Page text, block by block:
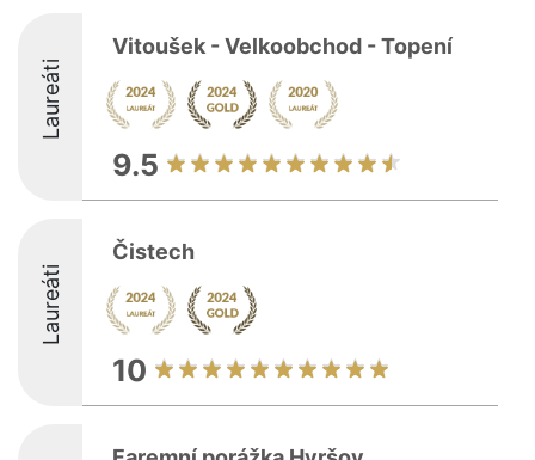
Laureáti
Vitoušek - Velkoobchod - Topení
9.5
Laureáti
Čistech
10